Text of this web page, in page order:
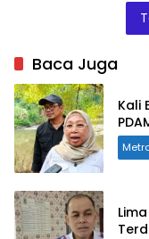
Baca Juga
Kali